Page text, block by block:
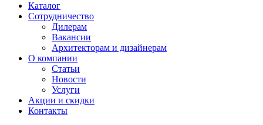
Каталог
Сотрудничество
Дилерам
Вакансии
Архитекторам и дизайнерам
О компании
Статьи
Новости
Услуги
Акции и скидки
Контакты